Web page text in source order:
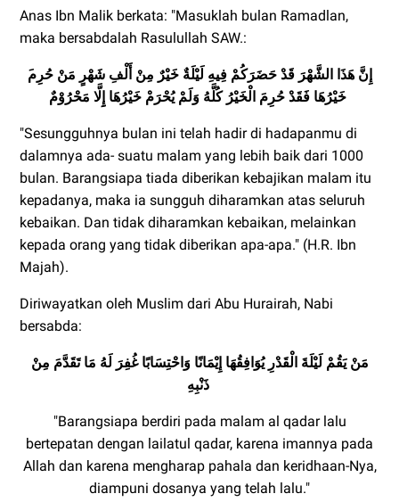
Anas Ibn Malik berkata: "Masuklah bulan Ramadlan,
maka bersabdalah Rasulullah SAW.:
"Sesungguhnya bulan ini telah hadir di hadapanmu di
dalamnya ada- suatu malam yang lebih baik dari 1000
bulan. Barangsiapa tiada diberikan kebajikan malam itu
kepadanya, maka ia sungguh diharamkan atas seluruh
kebaikan. Dan tidak diharamkan kebaikan, melainkan
kepada orang yang tidak diberikan apa-apa." (H.R. Ibn
Majah).
Diriwayatkan oleh Muslim dari Abu Hurairah, Nabi
bersabda:
مَنْ يَقُمْ لَيْلَةَ الْقَدْرِ يُوَافِقُهَا إِيْمَانًا وَاحْتِسَابًا غُفِرَ لَهُ مَا تَقَدَّمَ مِنْ
ذَنْبِهِ
"Barangsiapa berdiri pada malam al qadar lalu
bertepatan dengan lailatul qadar, karena imannya pada
Allah dan karena mengharap pahala dan keridhaan-Nya,
diampuni dosanya yang telah lalu."